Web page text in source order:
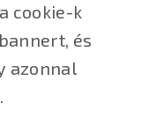
cookie-k
és
azonnal